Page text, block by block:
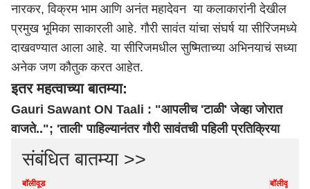
नारकर, विक्रम भाम आणि अनंत महादेवन या कलाकारांनी देखील
प्रमुख भूमिका साकारली आहे. गौरी सावंत यांचा संघर्ष या सीरिजमध्ये
दाखवण्यात आला आहे. या सीरिजमधील सुष्मिताच्या अभिनयाचं सध्या
अनेक जण कौतुक करत आहेत.
इतर महत्वाच्या बातम्या:
Gauri Sawant ON Taali : "आपलीच 'टाळी' जेव्हा जोरात
वाजते.."; 'ताली' पाहिल्यानंतर गौरी सावंतची पहिली प्रतिक्रिया
संबंधित बातम्या >>
बॉलीवूड बॉलीवूड